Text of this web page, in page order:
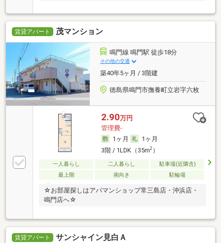
賃貸アパート 茂マンション
鳴門線 鳴門駅 徒歩18分
その他の交通
築40年5ヶ月 / 3階建
徳島県鳴門市撫養町立岩字六枚
2.90万円
管理費-
1ヶ月
1ヶ月
3階 / 1LDK（35m2）
一人暮らし 二人暮らし
駐車場(近隣含)
最上階
南向き 駐輪場
☆お部屋探しはアパマンショップ常三島店・沖浜店・
鳴門店へ☆
賃貸アパート サンシャイン見白Ａ